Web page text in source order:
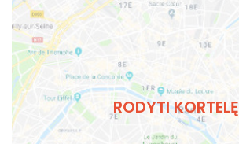
RODYTI KORTELĘ